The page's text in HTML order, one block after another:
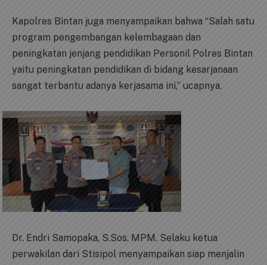
Kapolres Bintan juga menyampaikan bahwa “Salah satu
program pengembangan kelembagaan dan
peningkatan jenjang pendidikan Personil Polres Bintan
yaitu peningkatan pendidikan di bidang kesarjanaan
sangat terbantu adanya kerjasama ini,” ucapnya.
Dr. Endri Samopaka, S.Sos. MPM. Selaku ketua
perwakilan dari Stisipol menyampaikan siap menjalin